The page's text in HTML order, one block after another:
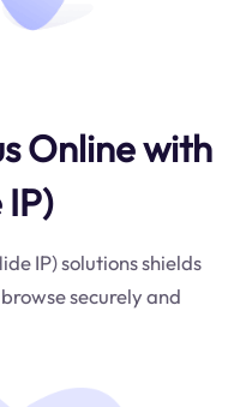
Online with
IP) solutions shields
securely and